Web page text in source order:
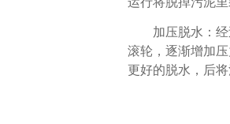
加压脱水：经过
滚轮，逐渐增加
更好的脱水，后